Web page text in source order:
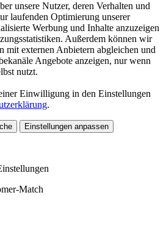
unsere Nutzer, deren Verhalten und
laufenden Optimierung unserer
Werbung und Inhalte anzuzeigen
Außerdem können wir
mit externen Anbietern abgleichen und
Angebote anzeigen, nur wenn
nutzt.
Einwilligung in den Einstellungen
.
Einstellungen anpassen
Match